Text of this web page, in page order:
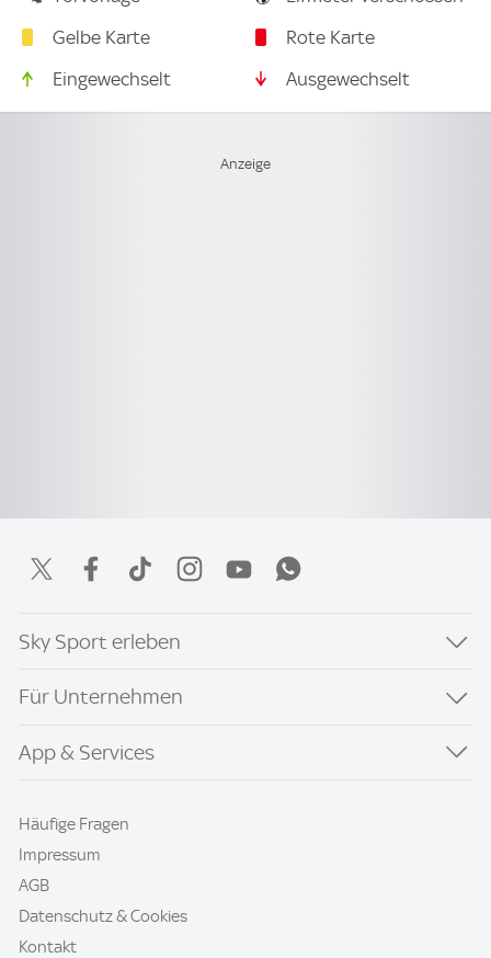
Gelbe Karte
Rote Karte
Eingewechselt
Ausgewechselt
Sky Sport erleben
Für Unternehmen
App & Services
Häufige Fragen
Impressum
AGB
Datenschutz & Cookies
Kontakt